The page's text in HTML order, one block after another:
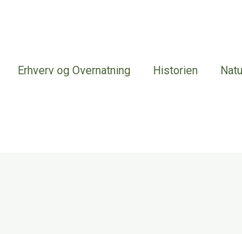
Erhverv og Overnatning Historien